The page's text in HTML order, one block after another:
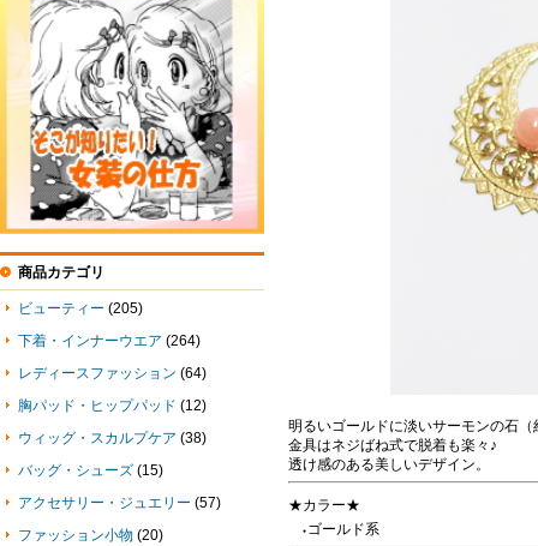
明るいゴールドに淡いサーモンの石
金具はネジばね式で脱着も楽々♪
透け感のある美しいデザイン。
★カラー★
● ゴールド系
商品カテゴリ
ビューティー (205)
下着・インナーウエア (264)
レディースファッション (64)
胸パッド・ヒップパッド (12)
ウィッグ・スカルプケア (38)
バッグ・シューズ (15)
アクセサリー・ジュエリー (57)
ファッション小物 (20)